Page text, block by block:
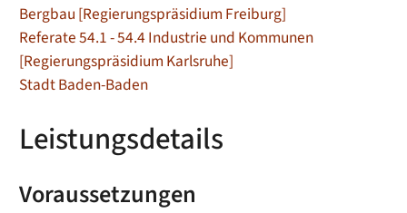
Bergbau [Regierungspräsidium Freiburg]
Referate 54.1 - 54.4 Industrie und Kommunen
[Regierungspräsidium Karlsruhe]
Stadt Baden-Baden
Leistungsdetails
Voraussetzungen